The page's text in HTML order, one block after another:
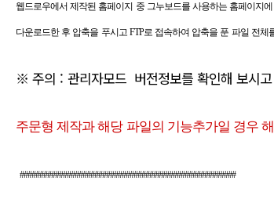
웹드로우에서 제작된 홈페이지 중 그누보드를 사용하는 홈페이지
다운로드한 후 압축을 푸시고 FTP로 접속하여 압축을 푼 파일 전체
※ 주의 : 관리자모드 버전정보를 확인해 보시
주문형 제작과 해당 파일의 기능추가일 경우
#######################################################